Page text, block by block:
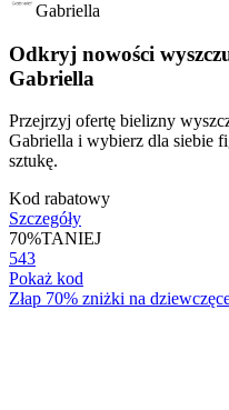
Gabriella
Odkryj nowości
Gabriella
Przejrzyj ofertę bielizny
Gabriella i wybierz dla siebie
sztukę.
Kod rabatowy
Szczegóły
70%TANIEJ
543
Pokaż kod
Złap 70% zniżki na